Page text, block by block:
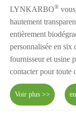
LYNKARBO®
hautement
entièrement
personnalisée en six
fournisseur et usine
contacter pour toute
Voir plus >>